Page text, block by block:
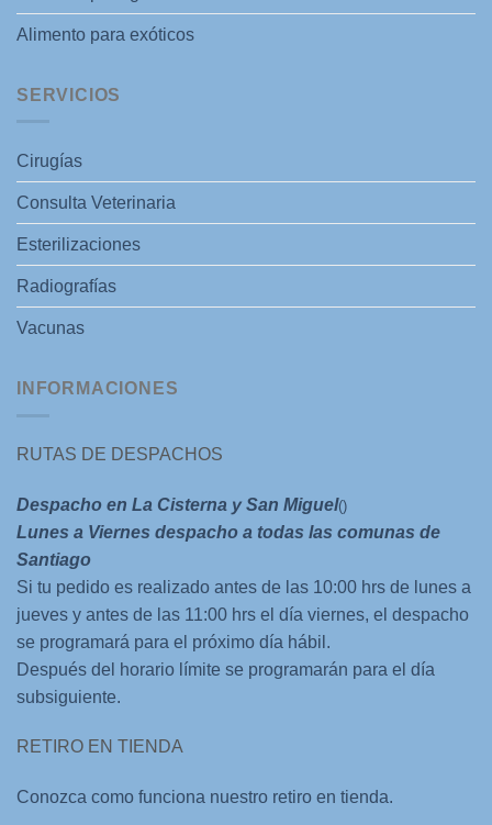
Alimento para exóticos
SERVICIOS
Cirugías
Consulta Veterinaria
Esterilizaciones
Radiografías
Vacunas
INFORMACIONES
RUTAS DE DESPACHOS
Despacho en La Cisterna y San Miguel()
Lunes a Viernes despacho a todas las comunas de
Santiago
Si tu pedido es realizado antes de las 10:00 hrs de lunes a
jueves y antes de las 11:00 hrs el día viernes, el despacho
se programará para el próximo día hábil.
Después del horario límite se programarán para el día
subsiguiente.
RETIRO EN TIENDA
Conozca como funciona nuestro retiro en tienda.